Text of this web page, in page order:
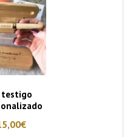
variantes.
Las
opciones
pueden
en
€Rango